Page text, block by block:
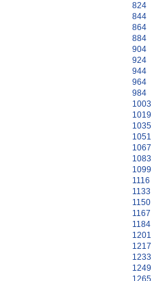
824
844
864
884
904
924
944
964
984
1003
1019
1035
1051
1067
1083
1099
1116
1133
1150
1167
1184
1201
1217
1233
1249
1265